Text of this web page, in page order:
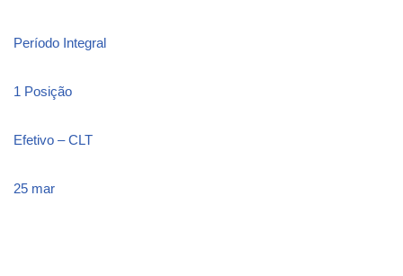
Período Integral
1 Posição
Efetivo – CLT
25 mar